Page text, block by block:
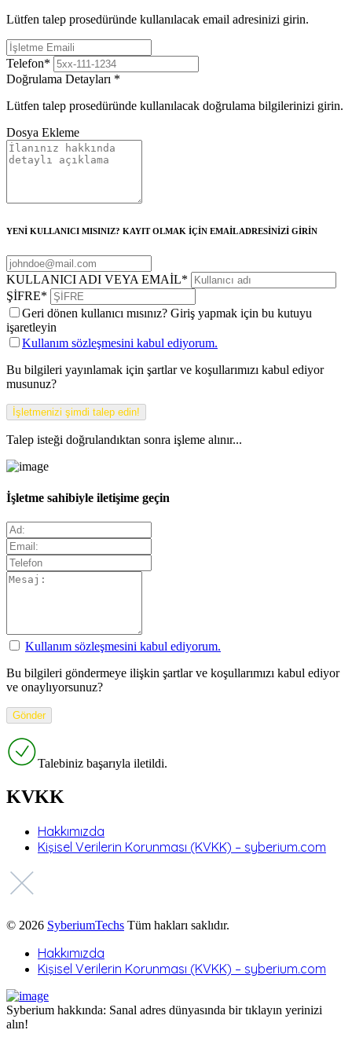
Lütfen talep prosedüründe kullanılacak email adresinizi girin.
Telefon*
Doğrulama Detayları *
Lütfen talep prosedüründe kullanılacak doğrulama bilgilerinizi girin.
Dosya Ekleme
YENİ KULLANICI MISINIZ? KAYIT OLMAK İÇİN EMAİL ADRESİNİZİ GİRİN
KULLANICI ADI VEYA EMAİL*
ŞİFRE*
Geri dönen kullanıcı mısınız? Giriş yapmak için bu kutuyu
işaretleyin
Kullanım sözleşmesini kabul ediyorum.
Bu bilgileri yayınlamak için şartlar ve koşullarımızı kabul ediyor
musunuz?
Talep isteği doğrulandıktan sonra işleme alınır...
İşletme sahibiyle iletişime geçin
Kullanım sözleşmesini kabul ediyorum.
Bu bilgileri göndermeye ilişkin şartlar ve koşullarımızı kabul ediyor
ve onaylıyorsunuz?
Talebiniz başarıyla iletildi.
KVKK
Hakkımızda
Kişisel Verilerin Korunması (KVKK) – syberium.com
© 2026 SyberiumTechs Tüm hakları saklıdır.
Hakkımızda
Kişisel Verilerin Korunması (KVKK) – syberium.com
Syberium hakkında: Sanal adres dünyasında bir tıklayın yerinizi
alın!